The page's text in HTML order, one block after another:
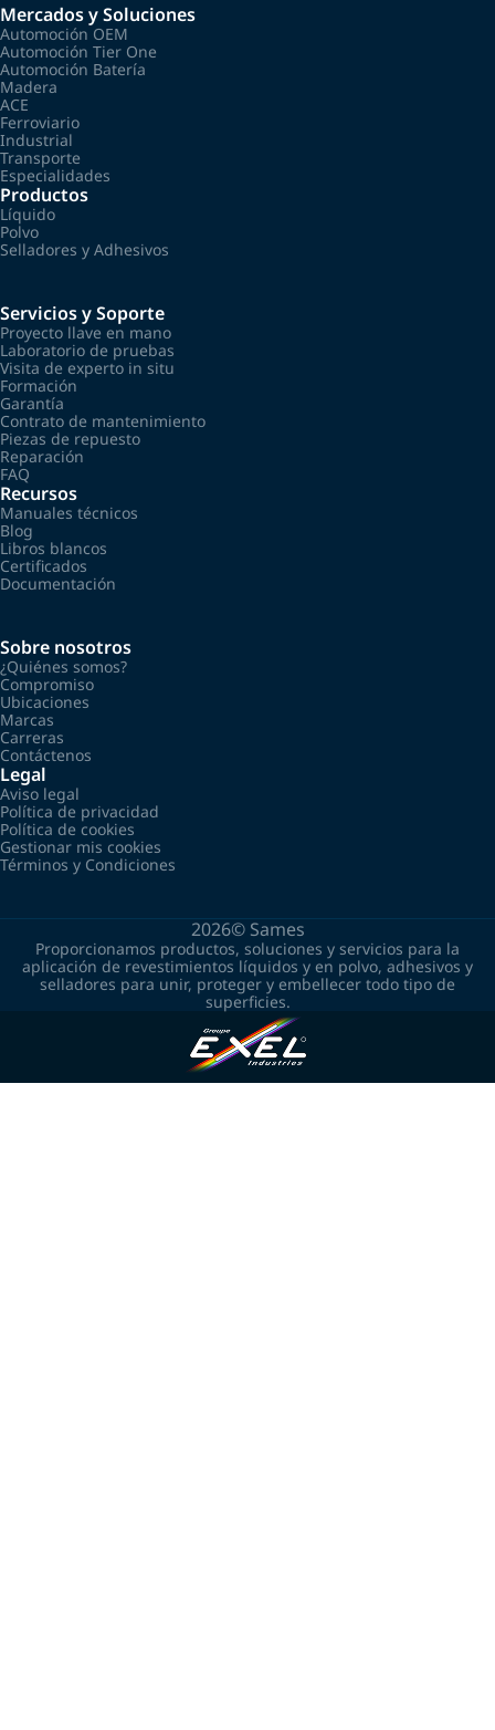
Mercados y Soluciones
Automoción OEM
Automoción Tier One
Automoción Batería
Madera
ACE
Ferroviario
Industrial
Transporte
Especialidades
Productos
Líquido
Polvo
Selladores y Adhesivos
Servicios y Soporte
Proyecto llave en mano
Laboratorio de pruebas
Visita de experto in situ
Formación
Garantía
Contrato de mantenimiento
Piezas de repuesto
Reparación
FAQ
Recursos
Manuales técnicos
Blog
Libros blancos
Certificados
Documentación
Sobre nosotros
¿Quiénes somos?
Compromiso
Ubicaciones
Marcas
Carreras
Contáctenos
Legal
Aviso legal
Política de privacidad
Política de cookies
Gestionar mis cookies
Términos y Condiciones
2026© Sames
Proporcionamos productos, soluciones y servicios para la
aplicación de revestimientos líquidos y en polvo, adhesivos y
selladores para unir, proteger y embellecer todo tipo de
superficies.